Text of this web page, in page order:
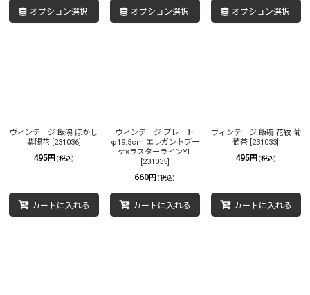
オプション選択 オプション選択 オプション選択
ヴィンテージ 飯碗 ぼかし
紫陽花 [231036]
495円 (税込)
カートに入れる
ヴィンテージ プレート
φ19.5cm エレガントブー
ケ×ラスターラインYL
[231035]
660円 (税込)
カートに入れる
ヴィンテージ 飯碗 花紋 葡
萄茶 [231033]
495円 (税込)
カートに入れる